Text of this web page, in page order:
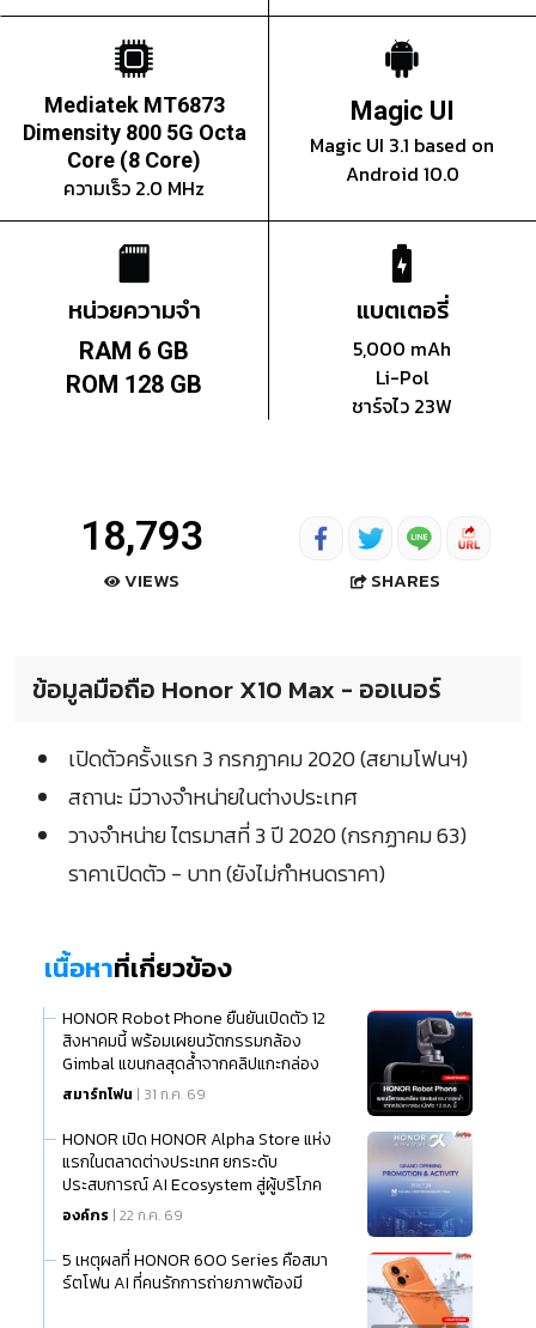
Mediatek MT6873
Dimensity 800 5G Octa
Core (8 Core)
ความเร็ว 2.0 MHz
Magic UI
Magic UI 3.1 based on
Android 10.0
หน่วยความจำ
RAM 6 GB
ROM 128 GB
แบตเตอรี่
5,000 mAh
Li-Pol
ชาร์จไว 23W
18,793
VIEWS SHARES
ข้อมูลมือถือ Honor X10 Max - ออเนอร์
เปิดตัวครั้งแรก 3 กรกฏาคม 2020 (สยามโฟนฯ)
สถานะ มีวางจำหน่ายในต่างประเทศ
วางจำหน่าย ไตรมาสที่ 3 ปี 2020 (กรกฏาคม 63)
ราคาเปิดตัว - บาท (ยังไม่กำหนดราคา)
เนื้อหาที่เกี่ยวข้อง
HONOR Robot Phone ยืนยันเปิดตัว 12
สิงหาคมนี้ พร้อมเผยนวัตกรรมกล้อง
Gimbal แขนกลสุดล้ำจากคลิปแกะกล่อง
สมาร์ทโฟน | 31 ก.ค. 69
HONOR เปิด HONOR Alpha Store แห่ง
แรกในตลาดต่างประเทศ ยกระดับ
ประสบการณ์ AI Ecosystem สู่ผู้บริโภค
ไทย
องค์กร | 22 ก.ค. 69
5 เหตุผลที่ HONOR 600 Series คือสมา
ร์ตโฟน AI ที่คนรักการถ่ายภาพต้องมี